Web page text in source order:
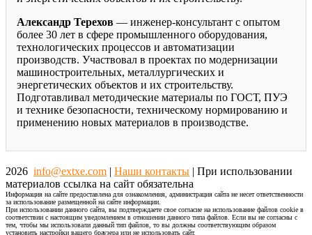
Александр Терехов — инженер-консультант с опытом
более 30 лет в сфере промышленного оборудования,
технологических процессов и автоматизации
производств. Участвовал в проектах по модернизации
машиностроительных, металлургических и
энергетических объектов и их строительству.
Подготавливал методические материалы по ГОСТ, ПУЭ
и технике безопасности, техническому нормированию и
применению новых материалов в производстве.
2026 info@extxe.com | Наши контакты | При использовании
материалов ссылка на сайт обязательна
Информация на сайте предоставлена для ознакомления, администрация сайта не несет ответственности
за использование размещенной на сайте информации.
При использовании данного сайта, вы подтверждаете свое согласие на использование файлов cookie в
соответствии с настоящим уведомлением в отношении данного типа файлов. Если вы не согласны с
тем, чтобы мы использовали данный тип файлов, то вы должны соответствующим образом
установить настройки вашего браузера или не использовать сайт.